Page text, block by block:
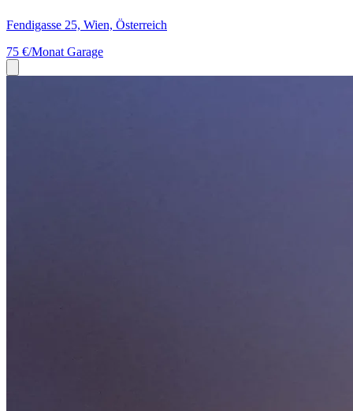
Fendigasse 25, Wien, Österreich
75 €/Monat Garage